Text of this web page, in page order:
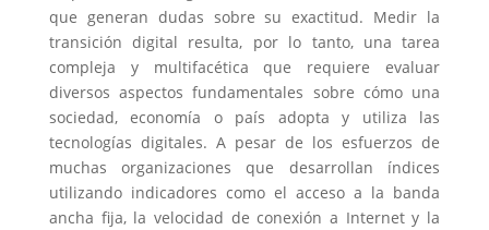
que generan dudas sobre su exactitud. Medir la
transición digital resulta, por lo tanto, una tarea
compleja y multifacética que requiere evaluar
diversos aspectos fundamentales sobre cómo una
sociedad, economía o país adopta y utiliza las
tecnologías digitales. A pesar de los esfuerzos de
muchas organizaciones que desarrollan índices
utilizando indicadores como el acceso a la banda
ancha fija, la velocidad de conexión a Internet y la